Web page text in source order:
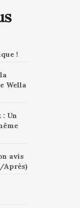
!
Wella
: Un
avis
Après)